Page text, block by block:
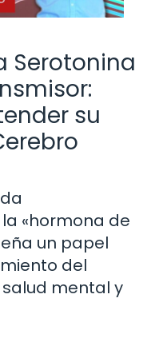
Serotonina
su
«hormona de
un papel
del
mental y